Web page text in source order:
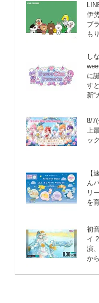
伊
ブ
も
し
に
す
新“
8/
上
ッ
【
ん
リ
を
初
イ
演
か